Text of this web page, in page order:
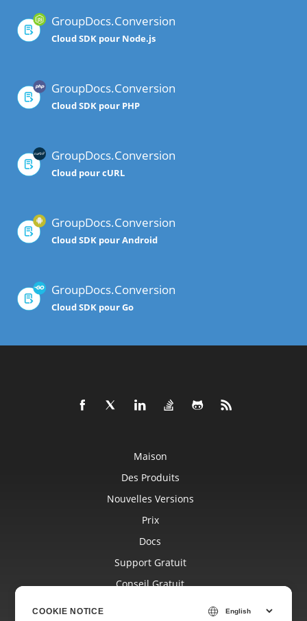
GroupDocs.Conversion
Cloud SDK pour Node.js
GroupDocs.Conversion
Cloud SDK pour PHP
GroupDocs.Conversion
Cloud pour cURL
GroupDocs.Conversion
Cloud SDK pour Android
GroupDocs.Conversion
Cloud SDK pour Go
Maison
Des Produits
Nouvelles Versions
Prix
Docs
Support Gratuit
Conseil Gratuit
COOKIE NOTICE